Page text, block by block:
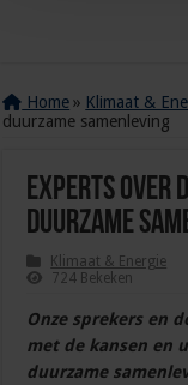
Home » Klimaat &
duurzame samenleving
Experts over
duurzame
Klimaat & Energie
724 Bekeken
Onze sprekers en
met de kansen en
duurzame